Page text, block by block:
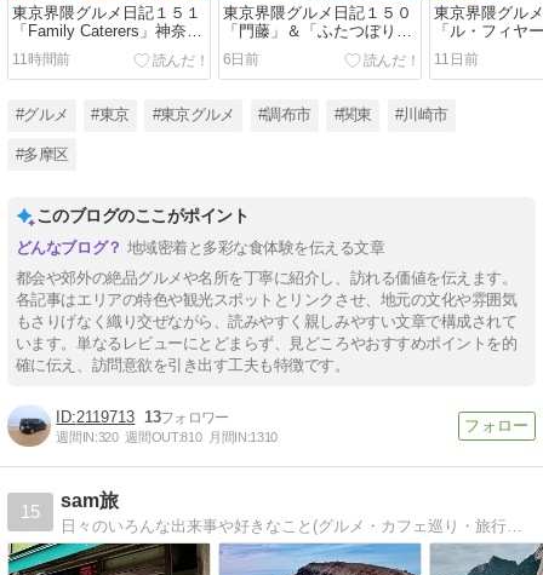
東京界隈グルメ日記１５１
「Family Caterers」神奈川
県川崎市
11時間前
東京界隈グルメ日記１５０
「門藤」＆「ふたつぼり」
静岡県伊東市
6日前
東京界隈グル
「ル・フィヤ
県伊東市
11日前
#グルメ #東京 #東京グルメ #調布市 #関東 #川崎市
#多摩区
このブログのここがポイント
地域密着と多彩な食体験を伝える文章
都会や郊外の絶品グルメや名所を丁寧に紹介し、訪れる価値を伝えます。
各記事はエリアの特色や観光スポットとリンクさせ、地元の文化や雰囲気
もさりげなく織り交ぜながら、読みやすく親しみやすい文章で構成されて
います。単なるレビューにとどまらず、見どころやおすすめポイントを的
確に伝え、訪問意欲を引き出す工夫も特徴です。
2119713 13
週間IN:320 週間OUT:810 月間IN:1310
15
sam旅
日々のいろんな出来事や好きなこと(グルメ・カフェ巡り・旅行・キャンプなど)をゆる~くお届けしているブログです！